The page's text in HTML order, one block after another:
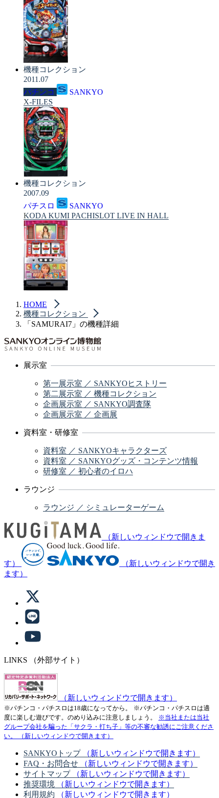
機種コレクション
2011.07
パチンコ
SANKYO
X-FILES
機種コレクション
2007.09
パチスロ
SANKYO
KODA KUMI PACHISLOT LIVE IN HALL
HOME
機種コレクション
「SAMURAI7」の機種詳細
展示室
第一展示室 ／ SANKYOヒストリー
第二展示室 ／ 機種コレクション
企画展示室 ／ SANKYO調査隊
企画展示室 ／ 企画展
資料室・研修室
資料室 ／ SANKYOキャラクターズ
資料室 ／ SANKYOグッズ・コンテンツ情報
研修室 ／ 初心者のイロハ
ラウンジ
ラウンジ ／ シミュレーターゲーム
（新しいウィンドウで開きま
す）
（新しいウィンドウで開き
ます）
LINKS （外部サイト）
（新しいウィンドウで開きます）
※パチンコ・パチスロは18歳になってから。
※パチンコ・パチスロは適
度に楽しむ遊びです。のめり込みに注意しましょう。
※当社または当社
グループ会社を騙った「サクラ・打ち子」等の不審な勧誘にご注意くださ
い。
（新しいウィンドウで開きます）
SANKYOトップ
（新しいウィンドウで開きます）
FAQ・お問合せ
（新しいウィンドウで開きます）
サイトマップ
（新しいウィンドウで開きます）
推奨環境
（新しいウィンドウで開きます）
利用規約
（新しいウィンドウで開きます）